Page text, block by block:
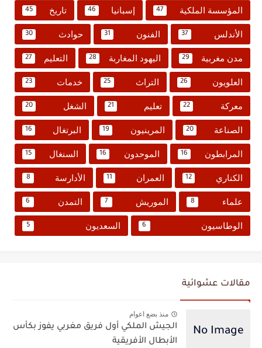
المؤسسة الملكية 47 إسبانيا 46 تاريخ 45
الأندلس 37 الفنون 31 حوادث 30
مدن مغربية 29 اليهود المغاربة 28 التعليم 27
العلويون 26 التراث 25 خدمات 23
معركة 22 تعليم 21 الشغل 20
الصناعة 20 المرينيون 19 البرتغال 16
المرابطون 16 الموحدون 16 السنغال 15
الكناري 12 العمران 11 الأدارسة 8
علماء 8 الموريش 7 التمدن 6
الوطاسيون 6 السعديون 5
مقالات عشوائية
منذ بضع اعوام
الجيش الملكي أول فريق مغربي يفوز بكأس
الأبطال الأفريقية